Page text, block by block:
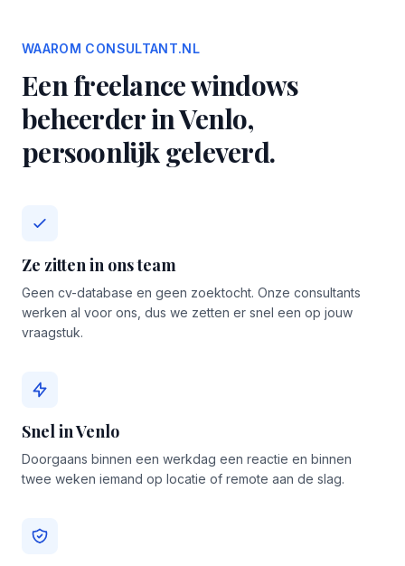
WAAROM CONSULTANT.NL
Een freelance windows
beheerder in Venlo,
persoonlijk geleverd.
Ze zitten in ons team
Geen cv-database en geen zoektocht. Onze consultants
werken al voor ons, dus we zetten er snel een op jouw
vraagstuk.
Snel in Venlo
Doorgaans binnen een werkdag een reactie en binnen
twee weken iemand op locatie of remote aan de slag.